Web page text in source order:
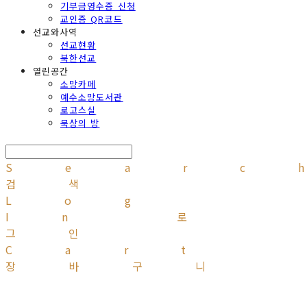
기부금영수증 신청
교인증 QR코드
선교와사역
선교현황
북한선교
열린공간
소망카페
예수소망도서관
로고스실
묵상의 방
검색
Log
In
로
그인
Cart
장바구니